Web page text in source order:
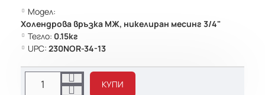
Модел:
Холендрова връзка МЖ, никелиран месинг 3/4"
Тегло: 0.15кг
UPC: 230NOR-34-13
КУПИ